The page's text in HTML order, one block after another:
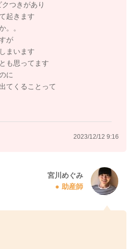
つきがあり
起きます
。。
が
まいます
も思ってます
に
てくることって
2023/12/12 9:16
宮川めぐみ
助産師